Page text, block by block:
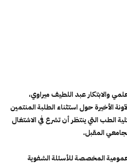
والابتكار عبد اللطيف ميراوي،
الأخيرة حول استثناء الطلبة المنتمين
الطب التي ينتظر أن تشرع في الاشتغال
المقبل.
المخصصة للأسئلة الشفوية